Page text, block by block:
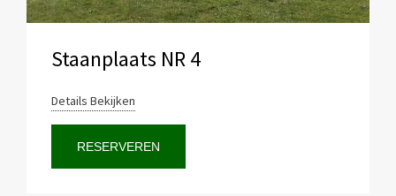
Staanplaats NR 4
Details Bekijken
RESERVEREN